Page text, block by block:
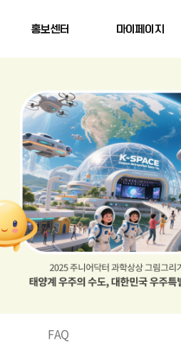
홍보센터 마이페이지
FAQ